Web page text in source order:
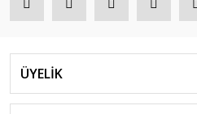
ÜYELİK